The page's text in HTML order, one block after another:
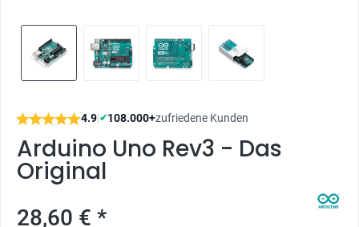
4.9|✔108.000+zufriedene Kunden
Arduino Uno Rev3 - Das
Original
28,60 € *